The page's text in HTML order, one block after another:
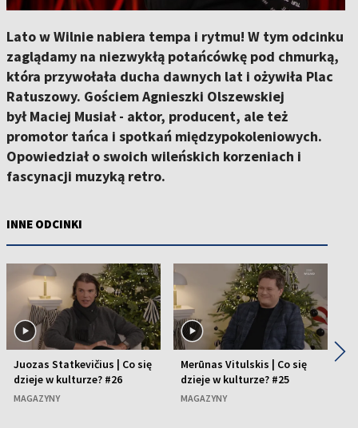
Lato w Wilnie nabiera tempa i rytmu! W tym odcinku
zaglądamy na niezwykłą potańcówkę pod chmurką,
która przywołała ducha dawnych lat i ożywiła Plac
Ratuszowy. Gościem Agnieszki Olszewskiej
był Maciej Musiał - aktor, producent, ale też
promotor tańca i spotkań międzypokoleniowych.
Opowiedział o swoich wileńskich korzeniach i
fascynacji muzyką retro.
INNE ODCINKI
Juozas Statkevičius | Co się
dzieje w kulturze? #26
MAGAZYNY
Merūnas Vitulskis | Co się
dzieje w kulturze? #25
MAGAZYNY
▶